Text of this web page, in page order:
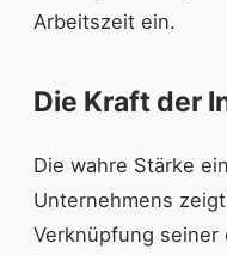
Arbeitszeit ein.
Die Kraft der
Die wahre Stärke
Unternehmens
Verknüpfung seiner